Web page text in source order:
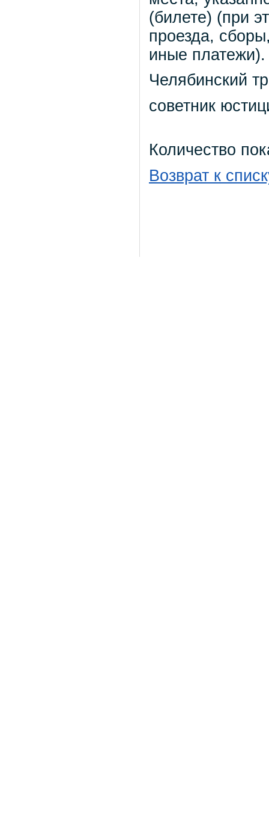
(билете) (при
проезда,
иные платежи).
Челябинский
советник
Количество
Возврат к